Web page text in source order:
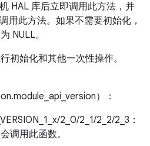
HAL 库后立即调用此方法，并
用此方法。如果不需要初始化，
NULL。
初始化和其他一次性操作。
）：
2_0/2_1/2_2/2_3：
调用此函数。